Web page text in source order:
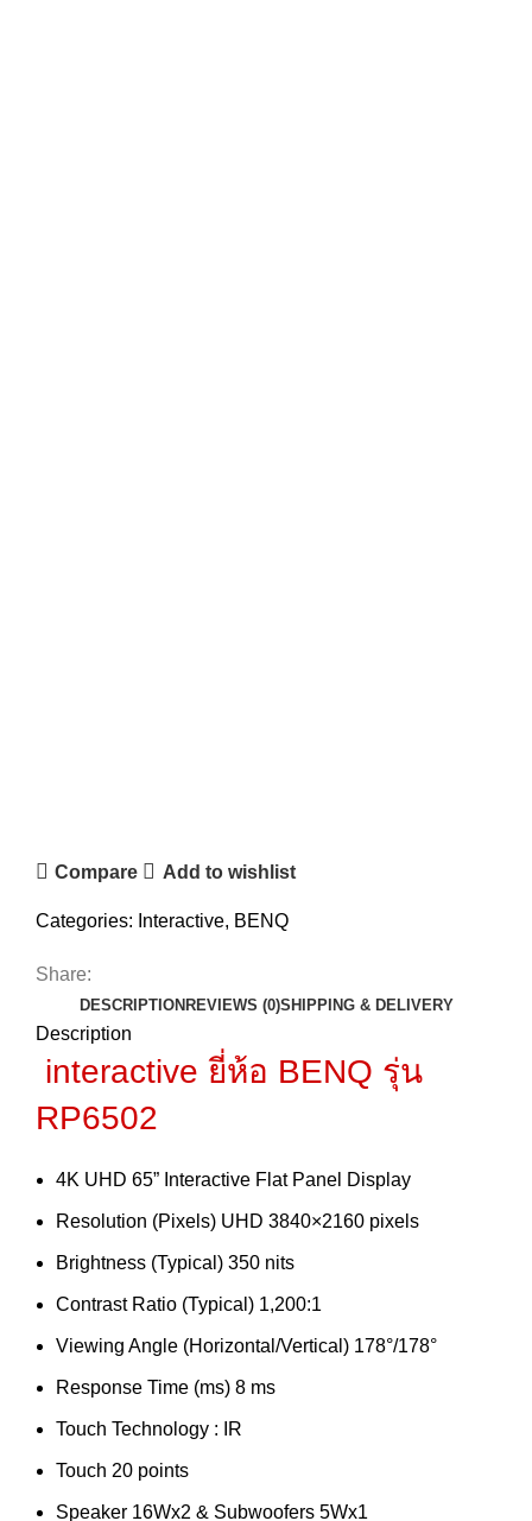
Compare Add to wishlist
Categories: Interactive, BENQ
Share:
DESCRIPTION REVIEWS (0)SHIPPING & DELIVERY
Description
interactive ยี่ห้อ BENQ รุ่น
RP6502
4K UHD 65” Interactive Flat Panel Display
Resolution (Pixels) UHD 3840×2160 pixels
Brightness (Typical) 350 nits
Contrast Ratio (Typical) 1,200:1
Viewing Angle (Horizontal/Vertical) 178°/178°
Response Time (ms) 8 ms
Touch Technology : IR
Touch 20 points
Speaker 16Wx2 & Subwoofers 5Wx1